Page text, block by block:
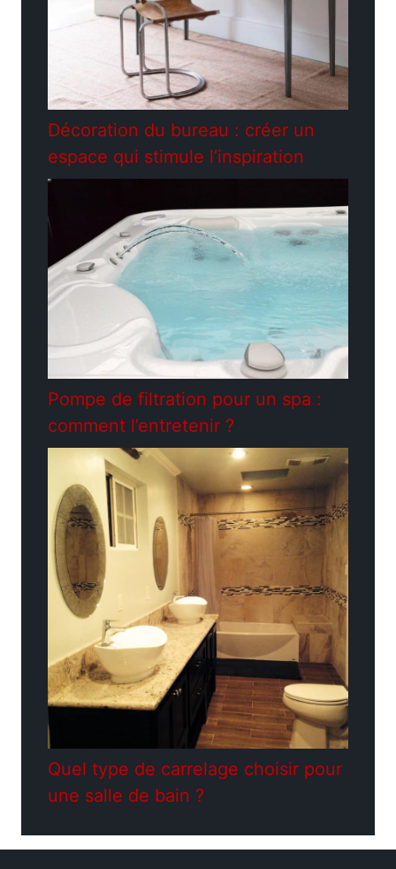
Décoration du bureau : créer un
espace qui stimule l’inspiration
Pompe de filtration pour un spa :
comment l’entretenir ?
Quel type de carrelage choisir pour
une salle de bain ?